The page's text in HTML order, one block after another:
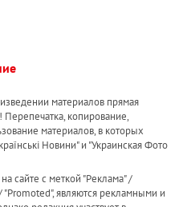
материалов прямая
Перепечатка, копирование,
материалов, в которых
Новини" и "Украинская Фото
сайте с меткой "Реклама" /
являются рекламными и